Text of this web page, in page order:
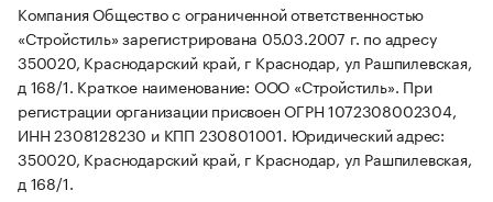
Компания Общество с ограниченной ответственностью
«Стройстиль» зарегистрирована 05.03.2007 г. по адресу
350020, Краснодарский край, г Краснодар, ул Рашпилевская,
д 168/1. Краткое наименование: ООО «Стройстиль». При
регистрации организации присвоен ОГРН 1072308002304,
ИНН 2308128230 и КПП 230801001. Юридический адрес:
350020, Краснодарский край, г Краснодар, ул Рашпилевская,
д 168/1.